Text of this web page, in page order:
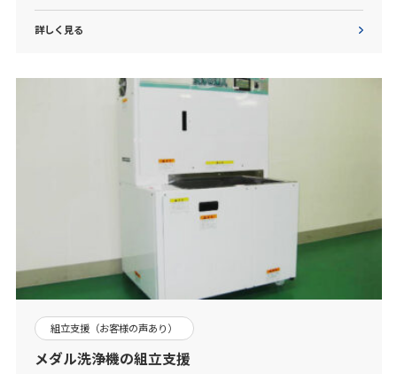
詳しく見る
組立支援（お客様の声あり）
メダル洗浄機の組立支援